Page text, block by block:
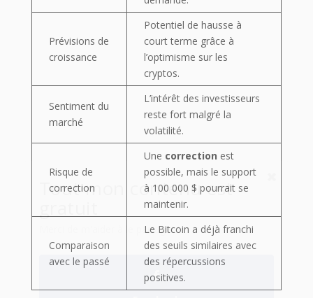
Prévisions de
croissance
Potentiel de hausse à
court terme grâce à
l’optimisme sur les
cryptos.
Sentiment du
marché
L’intérêt des investisseurs
reste fort malgré la
volatilité.
Risque de
correction
Une correction est
possible, mais le support
à 100 000 $ pourrait se
maintenir.
Comparaison
avec le passé
Le Bitcoin a déjà franchi
des seuils similaires avec
des répercussions
positives.
Tout mon contenu est
gratuit
Merci de m'aider à le partager !
Facebook
Twitter
Pinterest